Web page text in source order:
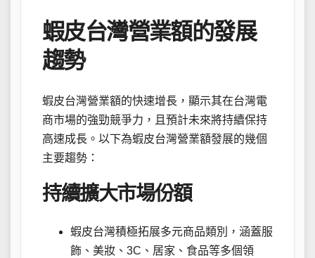
蝦皮台灣營業額的發展
趨勢
蝦皮台灣營業額的快速增長，顯示其在台灣電
商市場的強勁競爭力，且預計未來將持續保持
高速成長。以下為蝦皮台灣營業額發展的幾個
主要趨勢：
持續擴大市場份額
蝦皮台灣積極拓展多元商品類別，涵蓋服
飾、美妝、3C、居家、食品等多個領